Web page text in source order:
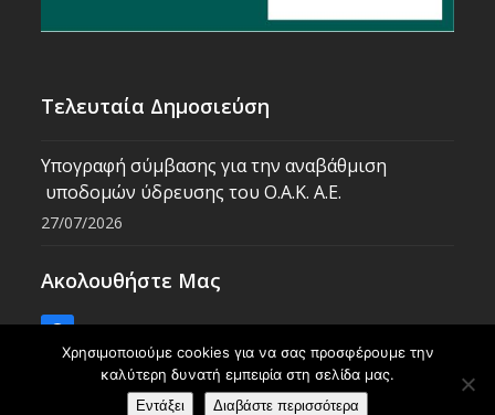
Τελευταία Δημοσιεύση
Υπογραφή σύμβασης για την αναβάθμιση
υποδομών ύδρευσης του Ο.Α.Κ. Α.Ε.
27/07/2026
Ακολουθήστε Μας
Χρησιμοποιούμε cookies για να σας προσφέρουμε την
καλύτερη δυνατή εμπειρία στη σελίδα μας.
Εντάξει Διαβάστε περισσότερα